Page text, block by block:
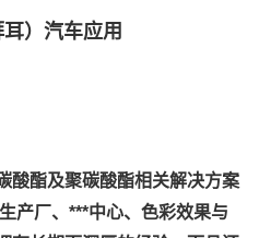
）汽车应用
酸酯及聚碳酸酯相关解决方案
产厂、***中心、色彩效果与